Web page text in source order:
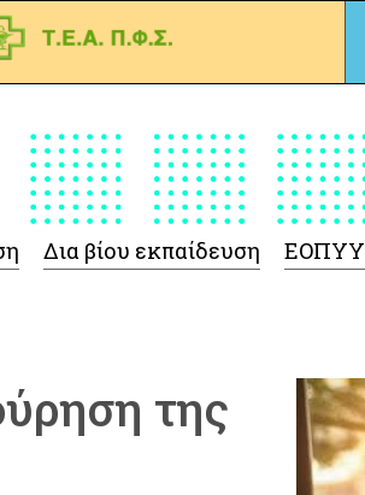
Δια βίου εκπαίδευση ΕΟΠΥΥ
της